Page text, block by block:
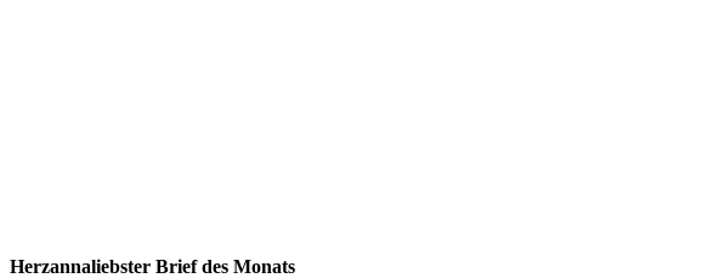
Herzannaliebster Brief des Monats